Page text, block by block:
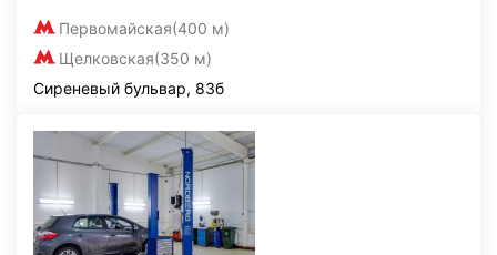
Первомайская(400 м)
Щелковская(350 м)
Сиреневый бульвар, 83б